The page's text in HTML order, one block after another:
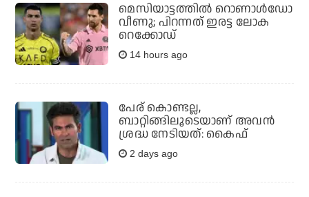
മെസിയാട്ടത്തില്‍ റൊണാള്‍ഡോ
വീണു; പിറന്നത് ഇരട്ട ലോക
റെക്കോഡ്
14 hours ago
പേര് കൊണ്ടല്ല,
ബാറ്റിങ്ങിലൂടെയാണ് അവൻ
ശ്രദ്ധ നേടിയത്: കൈഫ്
2 days ago